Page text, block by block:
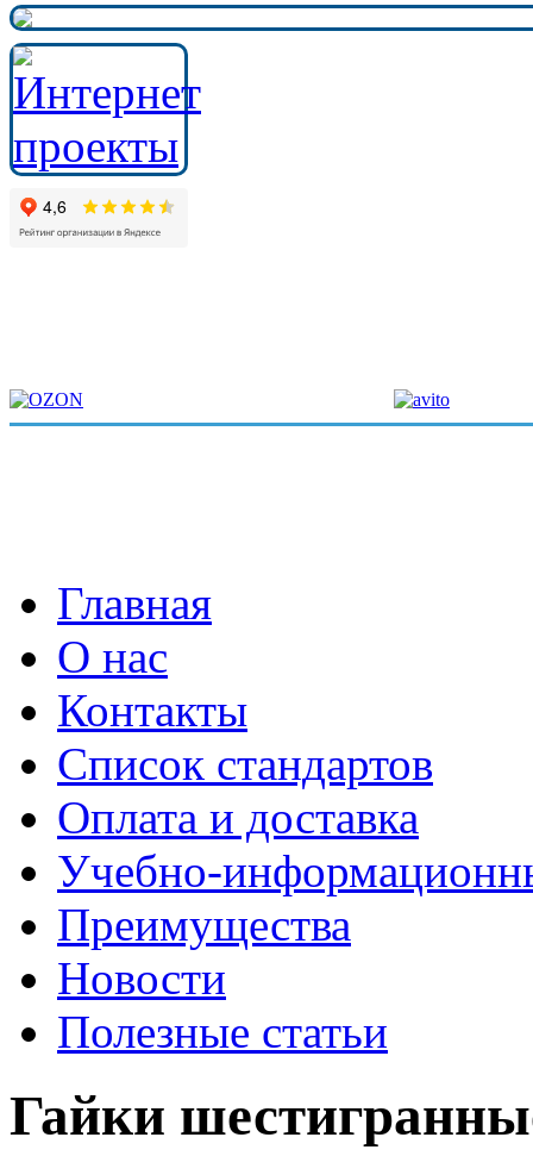
Главная
О нас
Контакты
Список стандартов
Оплата и доставка
Учебно-
Преимущества
Новости
Полезные статьи
Гайки